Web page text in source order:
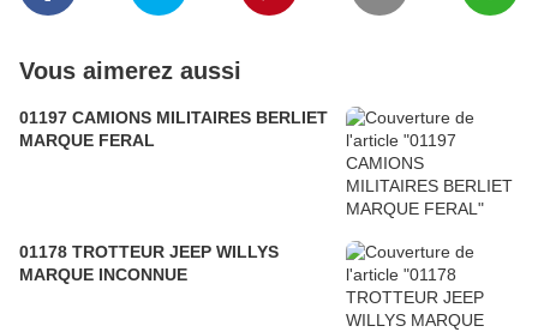
Vous aimerez aussi
01197 CAMIONS MILITAIRES BERLIET
MARQUE FERAL
01178 TROTTEUR JEEP WILLYS
MARQUE INCONNUE